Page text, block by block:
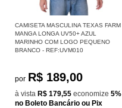
CAMISETA MASCULINA TEXAS FARM
MANGA LONGA UV50+ AZUL
MARINHO COM LOGO PEQUENO
BRANCO - REF:UVM010
por R$ 189,00
à vista R$ 179,55 economize 5%
no Boleto Bancário ou Pix